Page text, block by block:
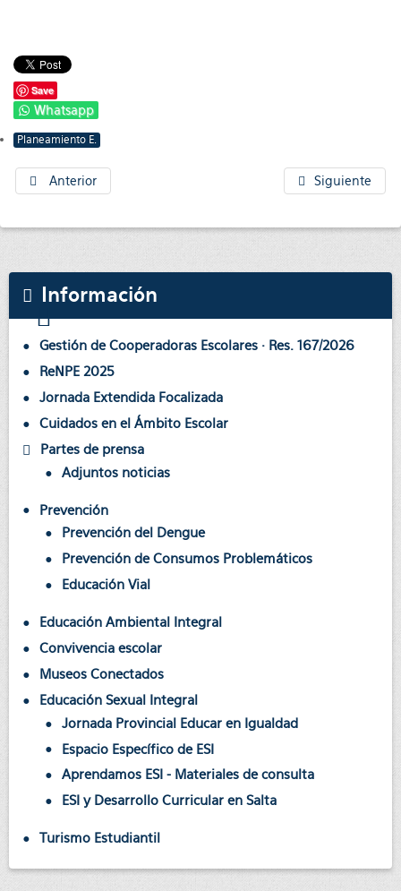
Save
Whatsapp
Planeamiento E.
Anterior Siguiente
Información
Gestión de Cooperadoras Escolares · Res. 167/2026
ReNPE 2025
Jornada Extendida Focalizada
Cuidados en el Ámbito Escolar
Partes de prensa
Adjuntos noticias
Prevención
Prevención del Dengue
Prevención de Consumos Problemáticos
Educación Vial
Educación Ambiental Integral
Convivencia escolar
Museos Conectados
Educación Sexual Integral
Jornada Provincial Educar en Igualdad
Espacio Específico de ESI
Aprendamos ESI - Materiales de consulta
ESI y Desarrollo Curricular en Salta
Turismo Estudiantil